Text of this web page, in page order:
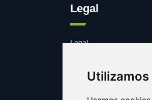
Legal
Legal
Contacto